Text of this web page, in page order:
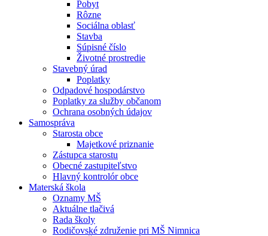
Pobyt
Rôzne
Sociálna oblasť
Stavba
Súpisné číslo
Životné prostredie
Stavebný úrad
Poplatky
Odpadové hospodárstvo
Poplatky za služby občanom
Ochrana osobných údajov
Samospráva
Starosta obce
Majetkové priznanie
Zástupca starostu
Obecné zastupiteľstvo
Hlavný kontrolór obce
Materská škola
Oznamy MŠ
Aktuálne tlačivá
Rada školy
Rodičovské združenie pri MŠ Nimnica